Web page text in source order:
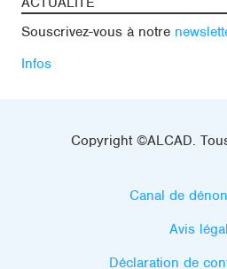
Souscrivez-vous à notre
Infos
Copyright ©ALCAD.
Canal de
Avis légal
Déclaration de